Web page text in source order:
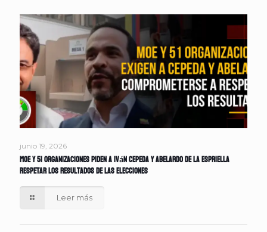
junio 19, 2026
MOE y 51 organizaciones piden a Iván Cepeda y Abelardo de la Espriella
respetar los resultados de las elecciones
Leer más